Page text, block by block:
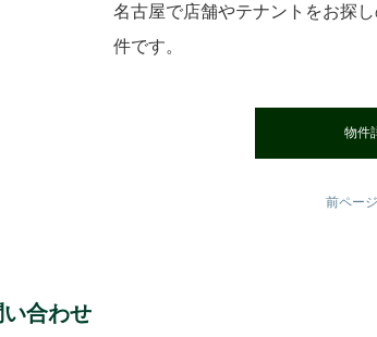
名古屋で店舗やテナントをお探
件です。
物件
前ペー
合わせ